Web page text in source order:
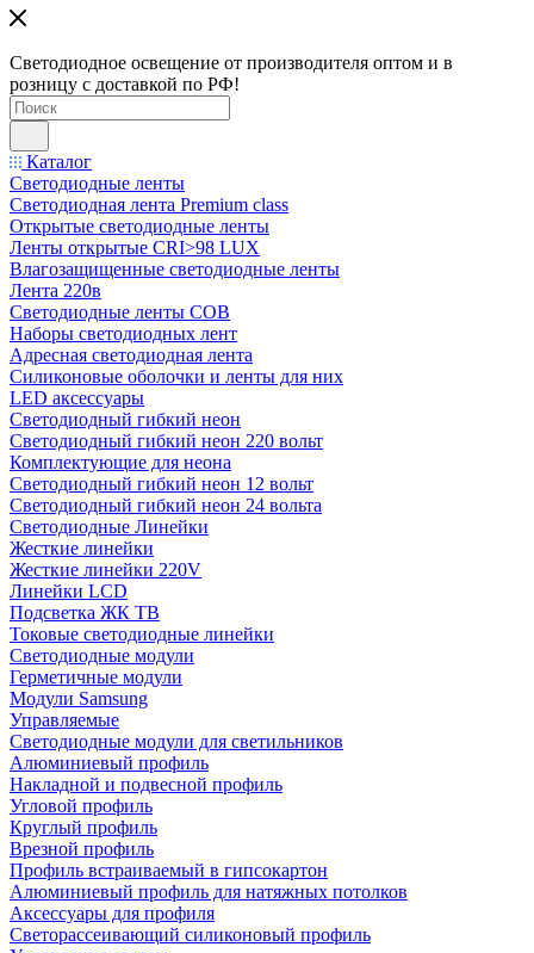
Светодиодное освещение от производителя оптом и в
розницу с доставкой по РФ!
Каталог
Светодиодные ленты
Светодиодная лента Premium class
Открытые светодиодные ленты
Ленты открытые CRI>98 LUX
Влагозащищенные светодиодные ленты
Лента 220в
Светодиодные ленты COB
Наборы светодиодных лент
Адресная светодиодная лента
Силиконовые оболочки и ленты для них
LED аксессуары
Светодиодный гибкий неон
Светодиодный гибкий неон 220 вольт
Комплектующие для неона
Светодиодный гибкий неон 12 вольт
Светодиодный гибкий неон 24 вольта
Светодиодные Линейки
Жесткие линейки
Жесткие линейки 220V
Линейки LCD
Подсветка ЖК ТВ
Токовые светодиодные линейки
Светодиодные модули
Герметичные модули
Модули Samsung
Управляемые
Светодиодные модули для светильников
Алюминиевый профиль
Накладной и подвесной профиль
Угловой профиль
Круглый профиль
Врезной профиль
Профиль встраиваемый в гипсокартон
Алюминиевый профиль для натяжных потолков
Аксессуары для профиля
Светорассеивающий силиконовый профиль